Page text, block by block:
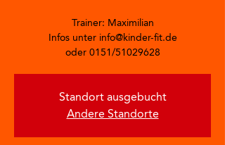
Trainer: Maximilian
Infos unter info@kinder-fit.de
oder 0151/51029628
Standort ausgebucht
Andere Standorte